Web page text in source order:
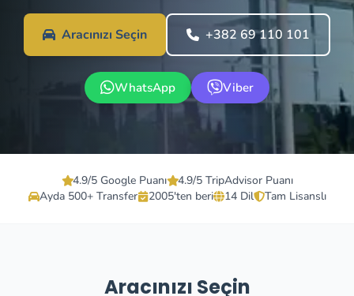
Aracınızı Seçin +382 69 110 101
WhatsApp Viber
4.9/5 Google Puanı
4.9/5 TripAdvisor Puanı
Ayda 500+ Transfer
2005'ten beri 14 Dil Tam Lisanslı
Aracınızı Seçin